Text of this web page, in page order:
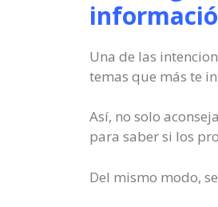
Una de las
temas que más te
Así, no solo
para saber si los
Del mismo modo,